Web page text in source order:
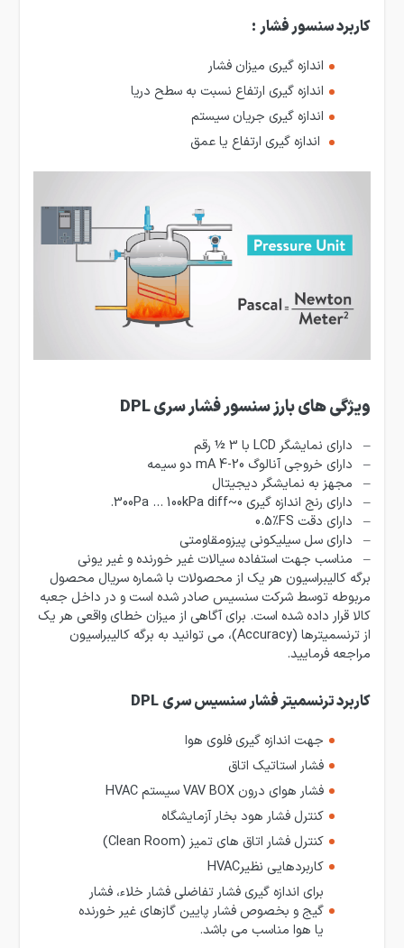
کاربرد سنسور فشار :
اندازه گیری میزان فشار
اندازه گیری ارتفاع نسبت به سطح دریا
اندازه گیری جریان سیستم
اندازه گیری ارتفاع یا عمق
ویژگی های بارز سنسور فشار سریDPL
– دارای نمایشگر LCD با 3 ½ رقم
– دارای خروجی آنالوگ 20-4 mA دو سیمه
– مجهز به نمایشگر دیجیتال
– دارای رنج اندازه گیری 0~300Pa … 100kPa diff.
– دارای دقت 0.5%FS
– دارای سل سیلیکونی پیزومقاومتی
– مناسب جهت استفاده سیالات غیر خورنده و غیر یونی
برگه کالیبراسیون هر یک از محصولات با شماره سریال محصول
مربوطه توسط شرکت سنسیس صادر شده است و در داخل جعبه
کالا قرار داده شده است. برای آگاهی از میزان خطای واقعی هر یک
از ترنسمیترها (Accuracy)، می توانید به برگه کالیبراسیون
مراجعه فرمایید.
کاربرد ترنسمیتر فشار سنسیس سری DPL
جهت اندازه گیری فلوی هوا
فشار استاتیک اتاق
فشار هوای درون VAV BOX سیستم HVAC
کنترل فشار هود بخار آزمایشگاه
کنترل فشار اتاق های تمیز (Clean Room)
کاربردهایی نظیرHVAC
برای اندازه گیری فشار تفاضلی فشار خلاء، فشار
گیج و بخصوص فشار پایین گازهای غیر خورنده
یا هوا مناسب می باشد.